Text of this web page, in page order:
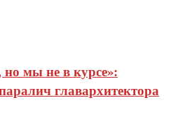
мы не в курсе»:
главархитектора